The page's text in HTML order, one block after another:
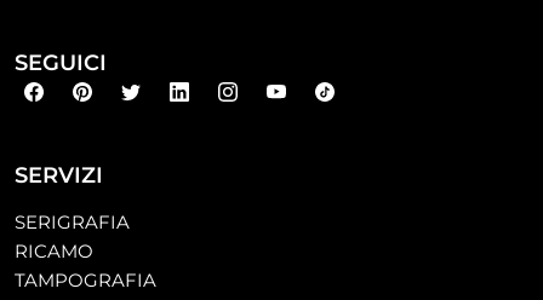
SERVIZI
SERIGRAFIA
RICAMO
TAMPOGRAFIA
SEGUICI